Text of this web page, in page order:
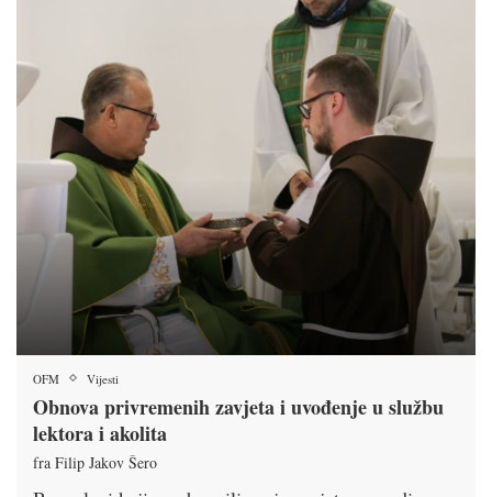
OFM Vijesti
Obnova privremenih zavjeta i uvođenje u službu
lektora i akolita
fra Filip Jakov Šero